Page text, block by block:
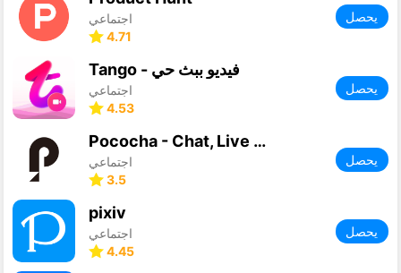
اجتماعي
4.71
يحصل
Tango - فيديو ببث حي
اجتماعي
4.53
يحصل
Pococha - Chat, Live streaming
اجتماعي
3.5
يحصل
pixiv
اجتماعي
4.45
يحصل